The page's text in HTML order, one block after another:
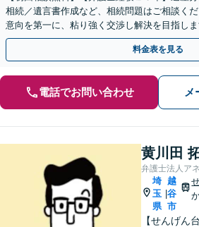
相続／遺言書作成など、相続問題はご相談く
意向を第一に、粘り強く交渉し解決を目指しま
侵害額請求もお任せください【せんげん台駅5
料金表を見る
電話でお問い合わせ メ
黄川田
弁護士法人ア
埼
玉
県
|
越
谷
市
【せんげん